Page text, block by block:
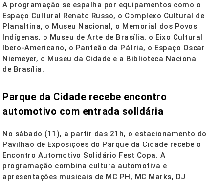
A programação se espalha por equipamentos como o
Espaço Cultural Renato Russo, o Complexo Cultural de
Planaltina, o Museu Nacional, o Memorial dos Povos
Indígenas, o Museu de Arte de Brasília, o Eixo Cultural
Ibero-Americano, o Panteão da Pátria, o Espaço Oscar
Niemeyer, o Museu da Cidade e a Biblioteca Nacional
de Brasília.
Parque da Cidade recebe encontro
automotivo com entrada solidária
No sábado (11), a partir das 21h, o estacionamento do
Pavilhão de Exposições do Parque da Cidade recebe o
Encontro Automotivo Solidário Fest Copa. A
programação combina cultura automotiva e
apresentações musicais de MC PH, MC Marks, DJ